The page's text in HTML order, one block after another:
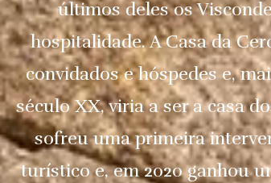
últimos deles os
hospitalidade. A Casa da
convidados e hóspedes e,
século XX, viria a ser a casa
sofreu uma primeira
turístico e, em 2020 ganhou